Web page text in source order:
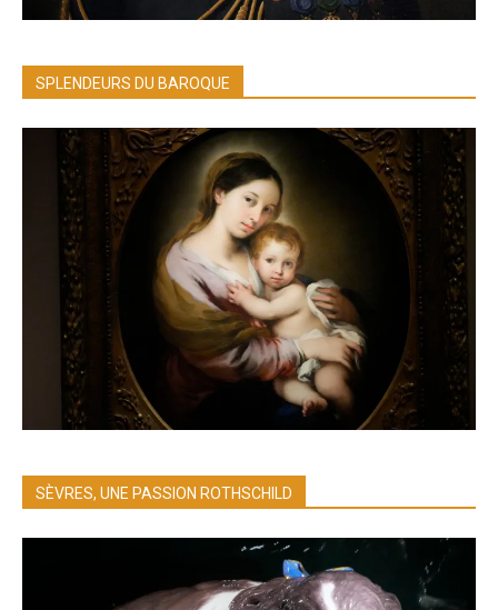
SPLENDEURS DU BAROQUE
SÈVRES, UNE PASSION ROTHSCHILD